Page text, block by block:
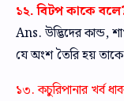
১২. বিটপ কাকে
Ans. উদ্ভিদের কান্ড,
যে অংশ তৈরি হয়
১৩. কচুরিপানার খর্ব